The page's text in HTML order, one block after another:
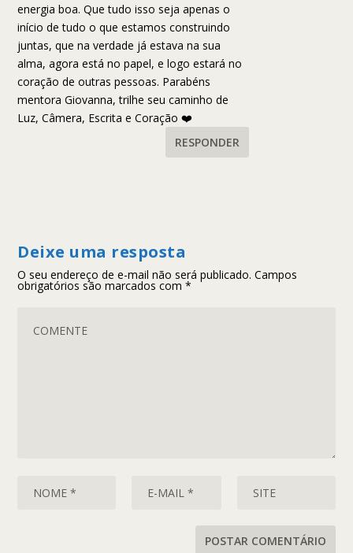
energia boa. Que tudo isso seja apenas o
início de tudo o que estamos construindo
juntas, que na verdade já estava na sua
alma, agora está no papel, e logo estará no
coração de outras pessoas. Parabéns
mentora Giovanna, trilhe seu caminho de
Luz, Câmera, Escrita e Coração ❤️
RESPONDER
Deixe uma resposta
O seu endereço de e-mail não será publicado. Campos
obrigatórios são marcados com*